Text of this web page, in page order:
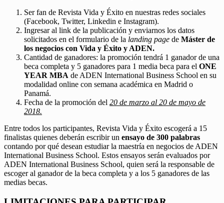
Ser fan de Revista Vida y Éxito en nuestras redes sociales
(Facebook, Twitter, Linkedin e Instagram).
Ingresar al link de la publicación y enviarnos los datos
solicitados en el formulario de la landing page de Máster de
los negocios con Vida y Éxito y ADEN.
Cantidad de ganadores: la promoción tendrá 1 ganador de una
beca completa y 5 ganadores para 1 media beca para el ONE
YEAR MBA de ADEN International Business School en su
modalidad online con semana académica en Madrid o
Panamá.
Fecha de la promoción del 20 de marzo al 20 de mayo de
2018.
Entre todos los participantes, Revista Vida y Éxito escogerá a 15
finalistas quienes deberán escribir un ensayo de 300 palabras
contando por qué desean estudiar la maestría en negocios de ADEN
International Business School. Estos ensayos serán evaluados por
ADEN International Business School, quien será la responsable de
escoger al ganador de la beca completa y a los 5 ganadores de las
medias becas.